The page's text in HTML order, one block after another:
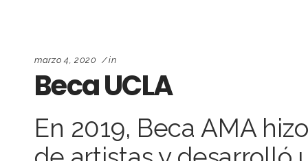
marzo 4, 2020 in
Beca UCLA
En 2019, Beca AMA